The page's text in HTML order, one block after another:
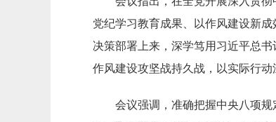
党纪学习教育成果、以作风建设新
决策部署上来，深学笃用习近平总
作风建设攻坚战持久战，以实际行动
会议强调，准确把握中央八项